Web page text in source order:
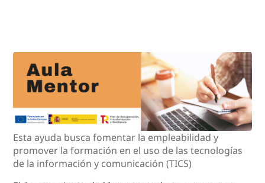
Esta ayuda busca fomentar la empleabilidad y
promover la formación en el uso de las tecnologías
de la información y comunicación (TICS)